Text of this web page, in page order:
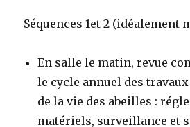
Séquences 1et 2 (idéalement
En salle le matin, revue
le cycle annuel des
de la vie des abeilles :
matériels, surveillance et